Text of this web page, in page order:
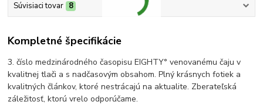
Súvisiaci tovar 8
Kompletné špecifikácie
3. číslo medzinárodného časopisu EIGHTY° venovanému čaju v
kvalitnej tlači a s nadčasovým obsahom. Plný krásnych fotiek a
kvalitných článkov, ktoré nestrácajú na aktualite. Zberateľská
záležitosť, ktorú vrelo odporúčame.